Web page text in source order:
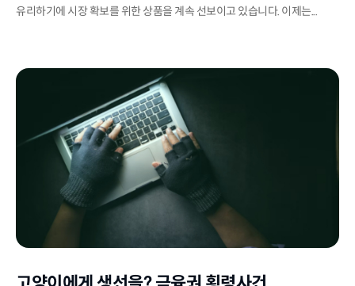
유리하기에 시장 확보를 위한 상품을 계속 선보이고 있습니다. 이제는...